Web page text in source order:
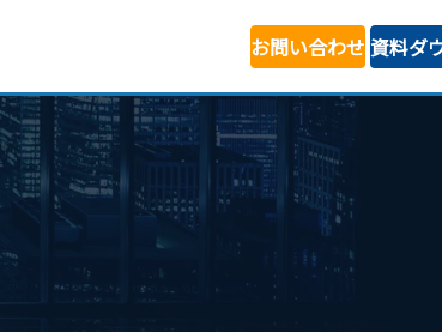
お問い合わせ 資料ダ